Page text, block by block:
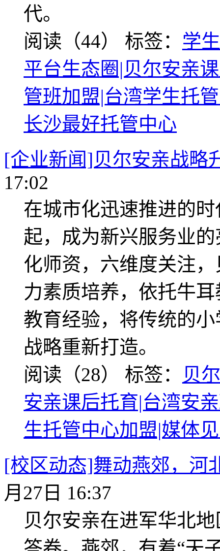
代。
阅读（44） 标签： 学
平台生态圈|贝尔安亲
管班加盟|台湾学生托
长沙最好托管中心
[企业新闻]贝尔安亲战略
17:02
在城市化迅速推进的
起，成为新兴服务业
化师资，六维度关注
力素质培养，依托牛
教育经验，将传统的
战略重新打造。
阅读（28） 标签：
贝
安亲课后托育|台湾安
生托管中心加盟|媒体
[校区动态]舞动燕郊，河
月27日 16:37
贝尔安亲在进军华北